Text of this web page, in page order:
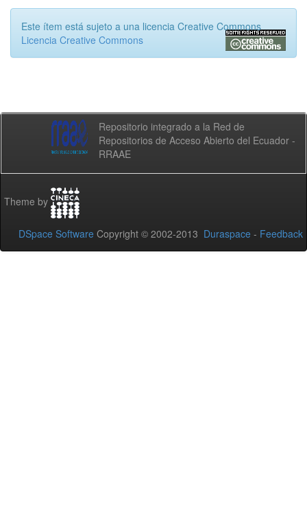
Este ítem está sujeto a una licencia Creative Commons
Licencia Creative Commons
Repositorio integrado a la Red de
Repositorios de Acceso Abierto del Ecuador -
RRAAE
Theme by
DSpace Software Copyright © 2002-2013 Duraspace - Feedback